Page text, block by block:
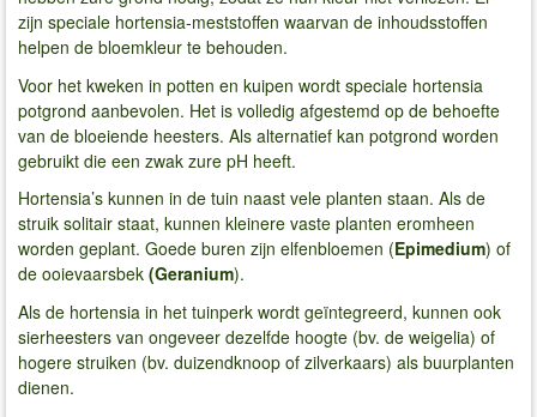
zijn speciale hortensia-meststoffen waarvan de inhoudsstoffen
helpen de bloemkleur te behouden.
Voor het kweken in potten en kuipen wordt speciale hortensia
potgrond aanbevolen. Het is volledig afgestemd op de behoefte
van de bloeiende heesters. Als alternatief kan potgrond worden
gebruikt die een zwak zure pH heeft.
Hortensia’s kunnen in de tuin naast vele planten staan. Als de
struik solitair staat, kunnen kleinere vaste planten eromheen
worden geplant. Goede buren zijn elfenbloemen (Epimedium) of
de ooievaarsbek (Geranium).
Als de hortensia in het tuinperk wordt geïntegreerd, kunnen ook
sierheesters van ongeveer dezelfde hoogte (bv. de weigelia) of
hogere struiken (bv. duizendknoop of zilverkaars) als buurplanten
dienen.